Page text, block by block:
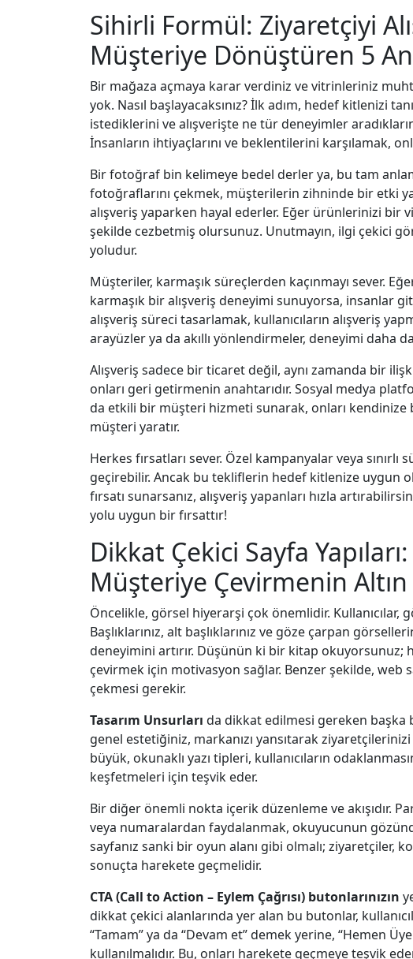
Sihirli Formül: Ziyaretçiyi
Müşteriye Dönüştüren 5
Bir mağaza açmaya karar verdiniz ve vitrinleriniz
yok. Nasıl başlayacaksınız? İlk adım, hedef kitlenizi
istediklerini ve alışverişte ne tür deneyimler
İnsanların ihtiyaçlarını ve beklentilerini karşılamak,
Bir fotoğraf bin kelimeye bedel derler ya, bu tam
fotoğraflarını çekmek, müşterilerin zihninde bir etki
alışveriş yaparken hayal ederler. Eğer ürünlerinizi bir
şekilde cezbetmiş olursunuz. Unutmayın, ilgi çekici
yoludur.
Müşteriler, karmaşık süreçlerden kaçınmayı sever.
karmaşık bir alışveriş deneyimi sunuyorsa, insanlar
alışveriş süreci tasarlamak, kullanıcıların alışveriş
arayüzler ya da akıllı yönlendirmeler, deneyimi daha
Alışveriş sadece bir ticaret değil, aynı zamanda bir
onları geri getirmenin anahtarıdır. Sosyal medya
da etkili bir müşteri hizmeti sunarak, onları kendinize
müşteri yaratır.
Herkes fırsatları sever. Özel kampanyalar veya
geçirebilir. Ancak bu tekliflerin hedef kitlenize uygun
fırsatı sunarsanız, alışveriş yapanları hızla
yolu uygun bir fırsattır!
Dikkat Çekici Sayfa
Müşteriye Çevirmenin Altın
Öncelikle, görsel hiyerarşi çok önemlidir. Kullanıcılar,
Başlıklarınız, alt başlıklarınız ve göze çarpan
deneyimini artırır. Düşünün ki bir kitap okuyorsunuz;
çevirmek için motivasyon sağlar. Benzer şekilde, web
çekmesi gerekir.
Tasarım Unsurları da dikkat edilmesi gereken başka
genel estetiğiniz, markanızı yansıtarak
büyük, okunaklı yazı tipleri, kullanıcıların
keşfetmeleri için teşvik eder.
Bir diğer önemli nokta içerik düzenleme ve akışıdır.
veya numaralardan faydalanmak, okuyucunun
sayfanız sanki bir oyun alanı gibi olmalı; ziyaretçiler,
sonuçta harekete geçmelidir.
CTA (Call to Action – Eylem Çağrısı) butonlarınızın
dikkat çekici alanlarında yer alan bu butonlar,
“Tamam” ya da “Devam et” demek yerine, “Hemen
kullanılmalıdır. Bu, onları harekete geçmeye teşvik